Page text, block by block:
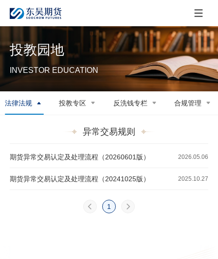
投教园地
INVESTOR EDUCATION
法律法规 投教专区 反洗钱专栏 合规管理
异常交易规则
期货异常交易认定及处理流程（20260601版） 2026.05.06
期货异常交易认定及处理流程（20241025版） 2025.10.27
1